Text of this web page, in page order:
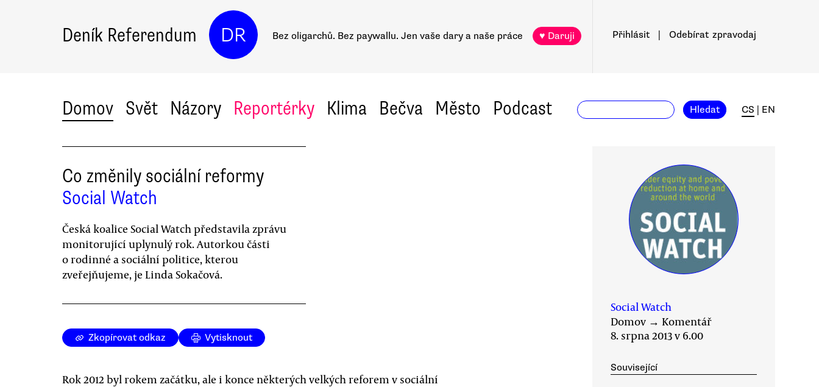
Deník Referendum DR Bez oligarchů. Bez paywallu. Jen vaše dary a naše práce ♥ Daruji Přihlásit Odebírat zpravodaj
Domov Svět Názory Reportérky Klima Bečva Město Podcast Hledat CS EN
Co změnily sociální reformy
Social Watch
Česká koalice Social Watch představila zprávu
monitorující uplynulý rok. Autorkou části
o rodinné a sociální politice, kterou
zveřejňujeme, je Linda Sokačová.
Zkopírovat odkaz Vytisknout
Rok 2012 byl rokem začátku, ale i konce některých velkých reforem v sociální
Social Watch
Domov → Komentář
8. srpna 2013 v 6.00
Související